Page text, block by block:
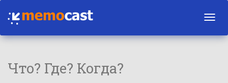
Что? Где? Когда?